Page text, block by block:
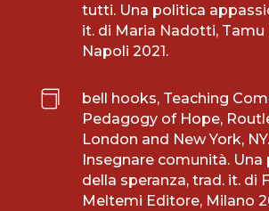
tutti. Una politica
it. di Maria Nadotti, Tamu
Napoli 2021.

bell hooks, Teaching
Pedagogy of Hope,
London and New York,
Insegnare comunità.
della speranza, trad. it. di
Meltemi Editore, Milano